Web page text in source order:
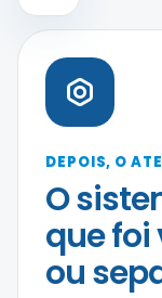
DEPOIS, O
O
que foi
ou